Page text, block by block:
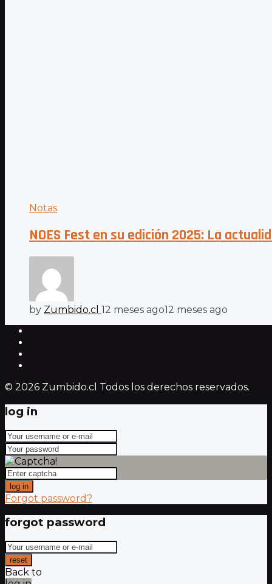
Notas
NOES Fest en su edición 2025: La
by Zumbido.cl 12 meses ago12 meses ago
© 2026 Zumbido.cl Todos los derechos reservados.
log in
log in
Forgot password?
forgot password
reset
Back to